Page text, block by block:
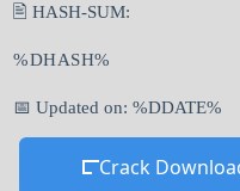
🖹 HASH-SUM:
%DHASH%
📅 Updated on: %DDATE%
Crack